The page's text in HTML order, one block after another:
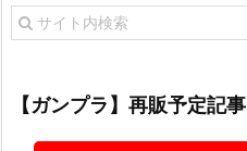
【ガンプラ】再販予定記事